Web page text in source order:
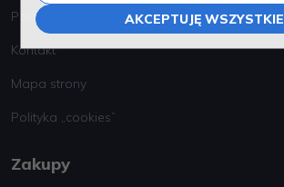
Polityka prywatności
Kontakt
Mapa strony
Polityka „cookies”
Zakupy
AKCEPTUJĘ WSZYSTKIE